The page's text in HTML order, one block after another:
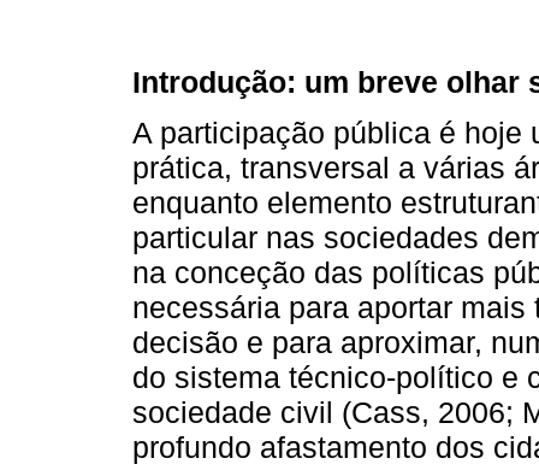
Introdução: um breve olhar
A participação pública é hoje
prática, transversal a várias
enquanto elemento
particular nas sociedades
na conceção das políticas
necessária para aportar
decisão e para aproximar,
do sistema técnico-político e
sociedade civil (Cass, 2006;
profundo afastamento dos